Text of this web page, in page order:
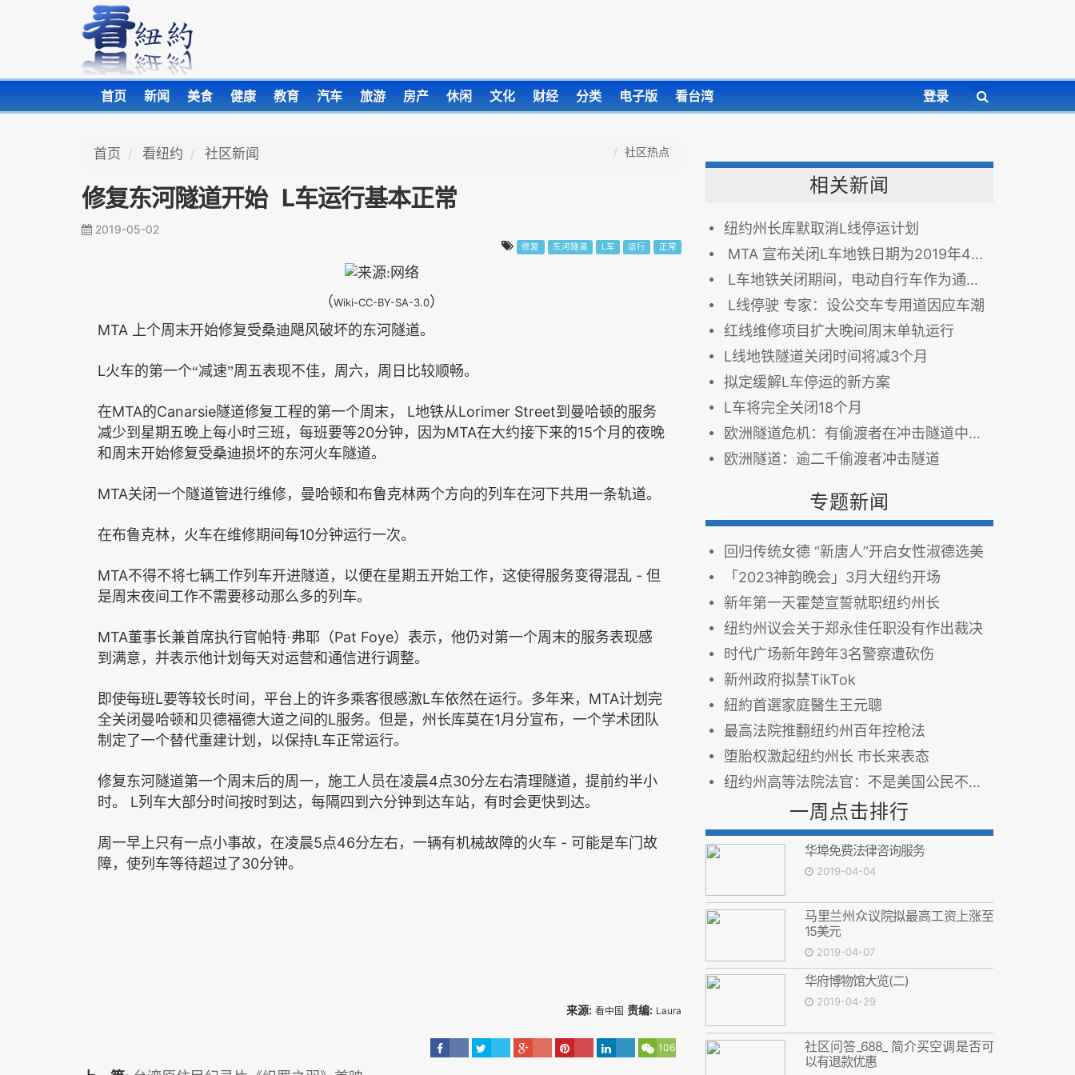
首页 新闻 美食 健康 教育 汽车 旅游 房产 休闲 文化 财经 分类 电子版 看台湾 登录
首页 看纽约 社区新闻 社区热点
修复东河隧道开始 L车运行基本正常
2019-05-02
修复 东河隧道 L车 运行 正常
（Wiki-CC-BY-SA-3.0）
MTA 上个周末开始修复受桑迪飓风破坏的东河隧道。
L火车的第一个“减速”周五表现不佳，周六，周日比较顺畅。
在MTA的Canarsie隧道修复工程的第一个周末， L地铁从Lorimer Street到曼哈顿的服务
减少到星期五晚上每小时三班，每班要等20分钟，因为MTA在大约接下来的15个月的夜晚
和周末开始修复受桑迪损坏的东河火车隧道。
MTA关闭一个隧道管进行维修，曼哈顿和布鲁克林两个方向的列车在河下共用一条轨道。
在布鲁克林，火车在维修期间每10分钟运行一次。
MTA不得不将七辆工作列车开进隧道，以便在星期五开始工作，这使得服务变得混乱 - 但
是周末夜间工作不需要移动那么多的列车。
MTA董事长兼首席执行官帕特·弗耶（Pat Foye）表示，他仍对第一个周末的服务表现感
到满意，并表示他计划每天对运营和通信进行调整。
即使每班L要等较长时间，平台上的许多乘客很感激L车依然在运行。多年来， MTA计划完
全关闭曼哈顿和贝德福德大道之间的L服务。但是，州长库莫在1月分宣布，一个学术团队
制定了一个替代重建计划，以保持L车正常运行。
修复东河隧道第一个周末后的周一，施工人员在凌晨4点30分左右清理隧道，提前约半小
时。
L列车大部分时间按时到达，每隔四到六分钟到达车站，有时会更快到达。
周一早上只有一点小事故，在凌晨5点46分左右，一辆有机械故障的火车 - 可能是车门故
障，使列车等待超过了30分钟。
来源: 看中国 责编: Laura
106
相关新闻
纽约州长库默取消L线停运计划
MTA 宣布关闭L车地铁日期为2019年4月27日
L车地铁关闭期间，电动自行车作为通勤者的选择
L线停驶 专家：设公交车专用道因应车潮
红线维修项目扩大晚间周末单轨运行
L线地铁隧道关闭时间将减3个月
拟定缓解L车停运的新方案
L车将完全关闭18个月
欧洲隧道危机：有偷渡者在冲击隧道中丧生
欧洲隧道：逾二千偷渡者冲击隧道
专题新闻
回归传统女德 “新唐人”开启女性淑德选美
「2023神韵晚会」3月大纽约开场
新年第一天霍楚宣誓就职纽约州长
纽约州议会关于郑永佳任职没有作出裁决
时代广场新年跨年3名警察遭砍伤
新州政府拟禁TikTok
紐約首選家庭醫生王元聰
最高法院推翻纽约州百年控枪法
堕胎权激起纽约州长 市长来表态
纽约州高等法院法官：不是美国公民不能投票
一周点击排行
华埠免费法律咨询服务
2019-04-04
马里兰州众议院拟最高工资上涨至
15美元
2019-04-07
华府博物馆大览(二)
2019-04-29
社区问答_688_ 简介买空调是否可
以有退款优惠